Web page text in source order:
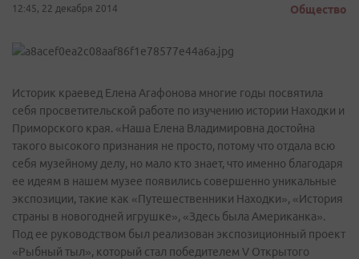
12:45, 22 декабря 2014 Общество
Историк краевед Елена Агафонова многие годы посвятила
себя просветительской работе по изучению истории Находки и
Приморского края. «Наша Елена Владимировна достойна
такого высокого признания не просто, потому что отдала всю
себя музейному делу, но мало кто знает, что именно благодаря
ее идеям в нашем музее появились совершенно уникальные
экспозиции, такие как «Путешественники Находки», «История
страны в новогодней игрушке», «Здесь была Американка».
Под ее руководством был реализован экспозиционный проект
«Рыбный тыл», который стал победителем V Открытого